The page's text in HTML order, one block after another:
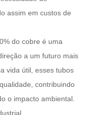
assim em custos de
do cobre é uma
a um futuro mais
vida útil, esses tubos
contribuindo
o impacto ambiental.